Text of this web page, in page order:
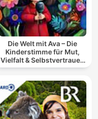
Die Welt mit Ava – Die
Kinderstimme für Mut,
Vielfalt & Selbstvertrauen
(Kinderpodcast 3-8